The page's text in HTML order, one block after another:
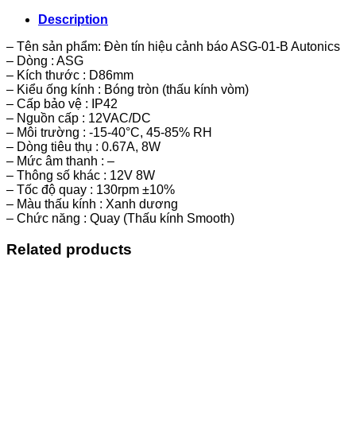
Description
– Tên sản phẩm: Đèn tín hiệu cảnh báo ASG-01-B Autonics
– Dòng : ASG
– Kích thước : D86mm
– Kiểu ống kính : Bóng tròn (thấu kính vòm)
– Cấp bảo vệ : IP42
– Nguồn cấp : 12VAC/DC
– Môi trường : -15-40°C, 45-85% RH
– Dòng tiêu thụ : 0.67A, 8W
– Mức âm thanh : –
– Thông số khác : 12V 8W
– Tốc độ quay : 130rpm ±10%
– Màu thấu kính : Xanh dương
– Chức năng : Quay (Thấu kính Smooth)
Related products